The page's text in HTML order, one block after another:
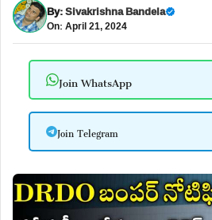
By:Sivakrishna Bandela
On: April 21, 2024
Join WhatsApp
Join Telegram